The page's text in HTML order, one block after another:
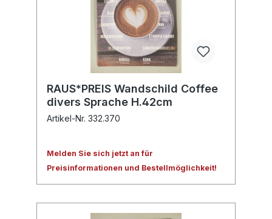
RAUS*PREIS Wandschild Coffee
divers Sprache H.42cm
Artikel-Nr. 332.370
Melden Sie sich jetzt an für
Preisinformationen und Bestellmöglichkeit!